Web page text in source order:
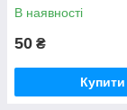
В наявності
50 ₴
Купити